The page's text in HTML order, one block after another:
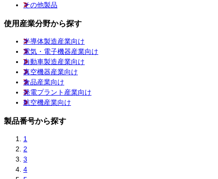
その他製品
使用産業分野から探す
半導体製造産業向け
電気・電子機器産業向け
自動車製造産業向け
真空機器産業向け
食品産業向け
発電プラント産業向け
航空機産業向け
製品番号から探す
1
2
3
4